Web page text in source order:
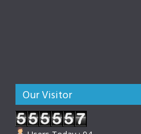
Our Visitor